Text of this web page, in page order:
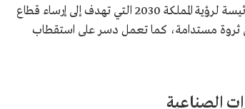
يصعب على القطاع الخاص تطويرها، وتعد دسر أحد المكونات الرئيسة لرؤية المملكة 2030 التي تهدف إلى إرساء قطاع
إلى ثروة مستدامة، كما تعمل دسر على استقطاب
الصناعية